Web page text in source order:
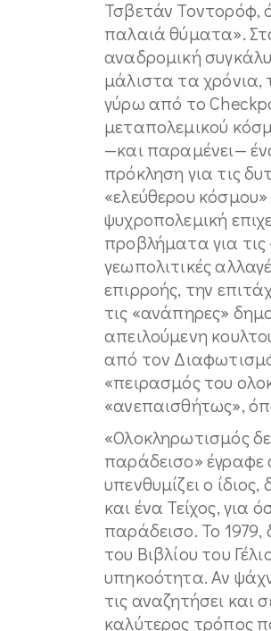
Τσβετάν Τοντορόφ,
παλαιά θύματα».
αναδρομική
μάλιστα τα χρόνια,
γύρω από το
μεταπολεμικού
—και παραμένει—
πρόκληση για τις
«ελεύθερου
ψυχροπολεμική
προβλήματα για τις
γεωπολιτικές
επιρροής, την
τις «ανάπηρες»
απειλούμενη
από τον
«πειρασμός του
«ανεπαισθήτως»,
«Ολοκληρωτισμός
παράδεισο»
υπενθυμίζει ο
και ένα Τείχος, για
παράδεισο. Το 1979,
του Βιβλίου του
υπηκοότητα. Αν
τις αναζητήσει και
καλύτερος τρόπος